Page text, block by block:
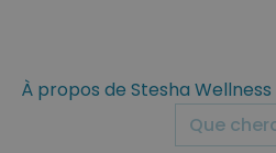
À propos de Stesha Wellness